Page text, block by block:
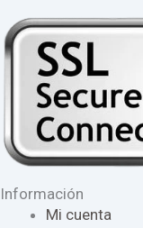
Información
Mi cuenta